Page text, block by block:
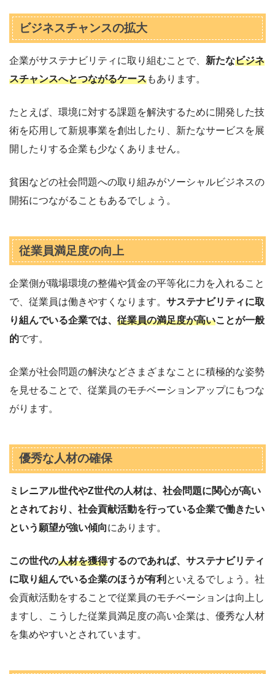
ビジネスチャンスの拡大
企業がサステナビリティに取り組むことで、 新たなビジネ
スチャンスへとつながるケースもあります。
たとえば、環境に対する課題を解決するために開発した技
術を応用して新規事業を創出したり、新たなサービスを展
開したりする企業も少なくありません。
貧困などの社会問題への取り組みがソーシャルビジネスの
開拓につながることもあるでしょう。
従業員満足度の向上
企業側が職場環境の整備や賃金の平等化に力を入れること
で、従業員は働きやすくなります。 サステナビリティに取
り組んでいる企業では、 従業員の満足度が高いことが一般
的です。
企業が社会問題の解決などさまざまなことに積極的な姿勢
を見せることで、従業員のモチベーションアップにもつな
がります。
優秀な人材の確保
ミレニアル世代やZ世代の人材は、社会問題に関心が高い
とされており、社会貢献活動を行っている企業で働きたい
という願望が強い傾向にあります。
この世代の人材を獲得するのであれば、サステナビリティ
に取り組んでいる企業のほうが有利 といえるでしょう。社
会貢献活動をすることで従業員のモチベーションは向上し
ますし、こうした従業員満足度の高い企業は、優秀な人材
を集めやすいとされています。